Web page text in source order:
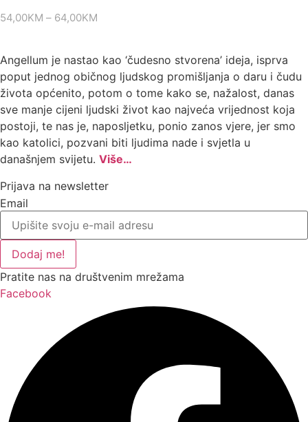
54,00KM – 64,00KM
54,00KM
do
64,00KM
Angellum je nastao kao ‘čudesno stvorena’ ideja, isprva
poput jednog običnog ljudskog promišljanja o daru i čudu
života općenito, potom o tome kako se, nažalost, danas
sve manje cijeni ljudski život kao najveća vrijednost koja
postoji, te nas je, naposljetku, ponio zanos vjere, jer smo
kao katolici, pozvani biti ljudima nade i svjetla u
današnjem svijetu. Više…
Prijava na newsletter
Email
Dodaj me!
Pratite nas na društvenim mrežama
Facebook